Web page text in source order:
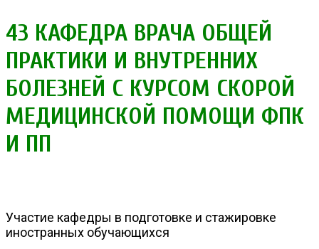
43 КАФЕДРА ВРАЧА ОБЩЕЙ
ПРАКТИКИ И ВНУТРЕННИХ
БОЛЕЗНЕЙ С КУРСОМ СКОРОЙ
МЕДИЦИНСКОЙ ПОМОЩИ ФПК
И ПП
Участие кафедры в подготовке и стажировке
иностранных обучающихся